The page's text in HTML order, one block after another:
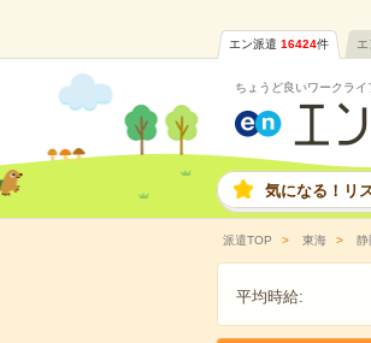
エン派遣 16424件 エ
ちょうど良いワークライ
気になる！リ
派遣TOP 東海 静
平均時給: